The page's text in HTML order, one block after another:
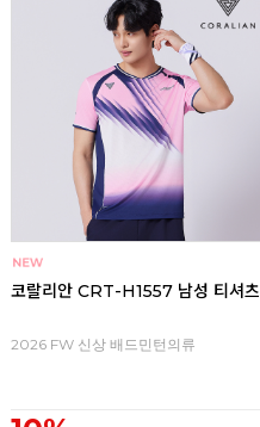
코랄리안 CRT-H1557 남성 티셔츠
2026 FW 신상 배드민턴의류